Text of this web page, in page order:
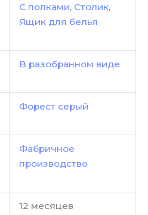
С полками, Столик,
Ящик для белья
В разобранном виде
Форест серый
Фабричное
производство
12 месяцев